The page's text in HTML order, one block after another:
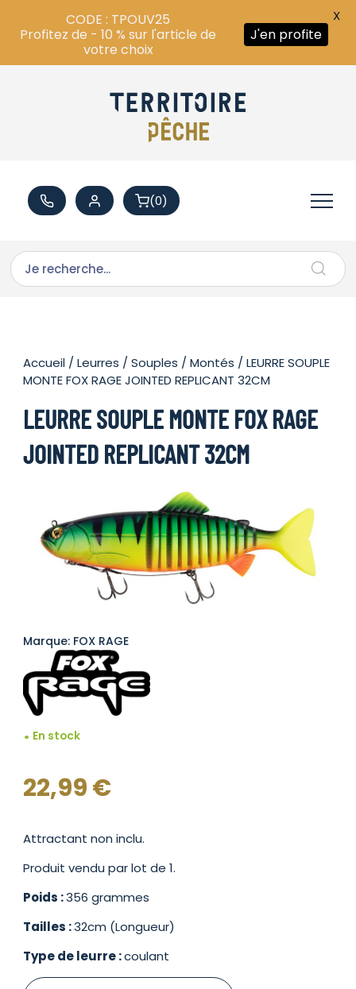
(0)
Accueil /Leurres /Souples /Montés / LEURRE SOUPLE
MONTE FOX RAGE JOINTED REPLICANT 32CM
LEURRE SOUPLE MONTE FOX RAGE
JOINTED REPLICANT 32CM
Marque: FOX RAGE
En stock
22,99€
Attractant non inclu.
Produit vendu par lot de 1.
Poids :356 grammes
Tailles :32cm (Longueur)
Type de leurre :coulant
CODE : TPOUV25
Profitez de - 10 % sur l'article de
votre choix
J'en profite
X